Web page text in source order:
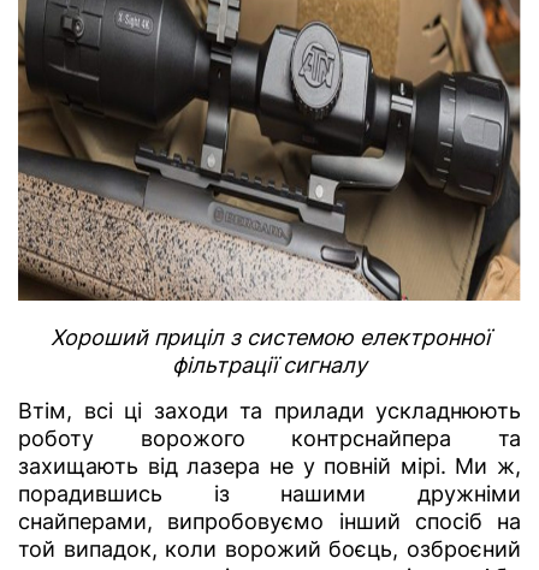
Хороший приціл з системою електронної
фільтрації сигналу
Втім, всі ці заходи та прилади ускладнюють
роботу ворожого контрснайпера та
захищають від лазера не у повній мірі. Ми ж,
порадившись із нашими дружніми
снайперами, випробовуємо інший спосіб на
той випадок, коли ворожий боєць, озброєний